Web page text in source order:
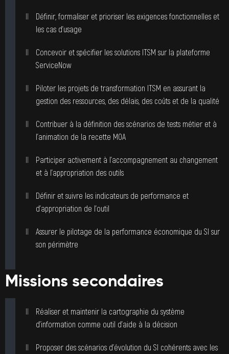
Définir, formaliser et prioriser les exigences fonctionnelles et
les cas d’usage
Concevoir et spécifier les solutions ITSM sur la plateforme
ServiceNow
Piloter les projets de transformation ITSM en assurant la
gestion des ressources, des délais, des coûts et de la qualité
Contribuer à la définition des scénarios de tests métier et à
l’animation de la recette MOA
Participer activement à l’accompagnement au changement
et à l’appropriation des outils
Définir et suivre les indicateurs de performance et
d’appropriation de l’outil
Assurer le pilotage de la performance économique du SI sur
son périmètre
Missions secondaires
Réaliser et maintenir la cartographie du système
d’information comme outil d’aide à la décision
Proposer des scénarios d’évolution du SI cohérents avec les